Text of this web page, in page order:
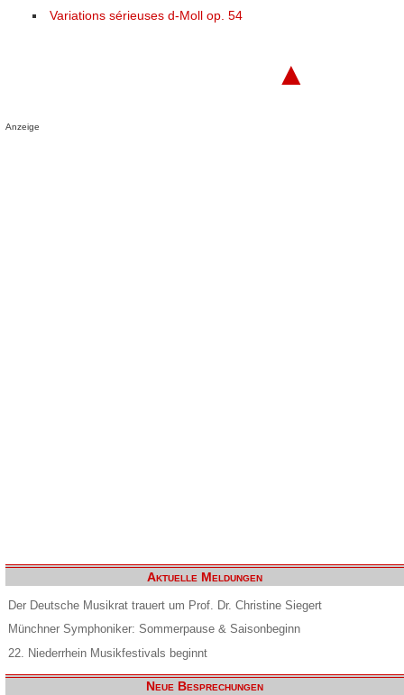
Variations sérieuses d-Moll op. 54
▲
Anzeige
Aktuelle Meldungen
Der Deutsche Musikrat trauert um Prof. Dr. Christine Siegert
Münchner Symphoniker: Sommerpause & Saisonbeginn
22. Niederrhein Musikfestivals beginnt
Neue Besprechungen